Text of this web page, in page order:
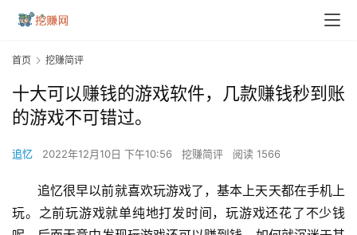
首页 挖赚简评
十大可以赚钱的游戏软件，几款赚钱秒到账
的游戏不可错过。
追忆 2022年12月10日 下午10:56 挖赚简评 阅读 1566
追忆很早以前就喜欢玩游戏了，基本上天天都在手机上
玩。之前玩游戏就单纯地打发时间，玩游戏还花了不少钱